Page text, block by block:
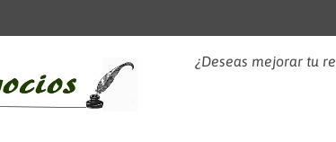
¿Deseas mejorar tu